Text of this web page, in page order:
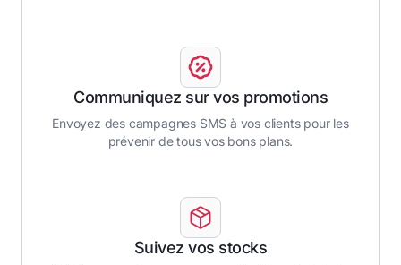
Communiquez sur vos promotions
Envoyez des campagnes SMS à vos clients pour les
prévenir de tous vos bons plans.
Suivez vos stocks